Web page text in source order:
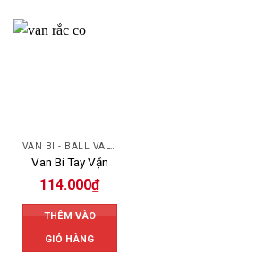
Van Bi Tay Vặn
114.000₫
THÊM VÀO
GIỎ HÀNG